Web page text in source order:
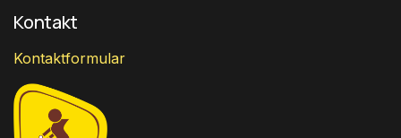
Kontakt
Kontaktformular